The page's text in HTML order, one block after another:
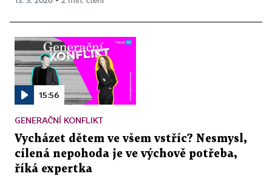
15:56
GENERAČNÍ KONFLIKT
Vycházet dětem ve všem vstříc? Nesmysl,
cílená nepohoda je ve výchově potřeba,
říká expertka